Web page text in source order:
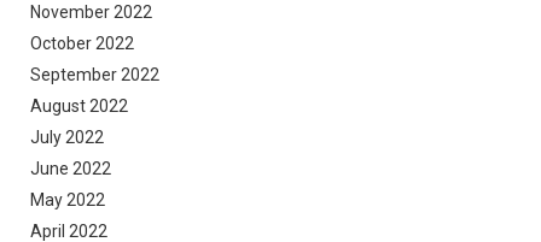
November 2022
October 2022
September 2022
August 2022
July 2022
June 2022
May 2022
April 2022